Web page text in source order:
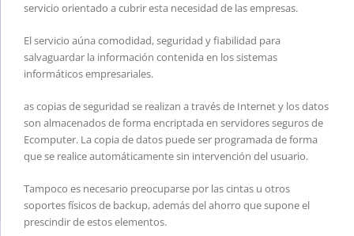
servicio orientado a cubrir esta necesidad de las empresas.
El servicio aúna comodidad, seguridad y fiabilidad para
salvaguardar la información contenida en los sistemas
informáticos empresariales.
as copias de seguridad se realizan a través de Internet y los datos
son almacenados de forma encriptada en servidores seguros de
Ecomputer. La copia de datos puede ser programada de forma
que se realice automáticamente sin intervención del usuario.
Tampoco es necesario preocuparse por las cintas u otros
soportes físicos de backup, además del ahorro que supone el
prescindir de estos elementos.